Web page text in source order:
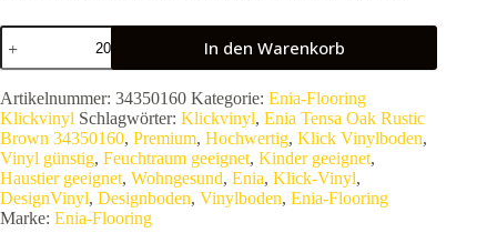
Enia
Tensa
Oak
Rustic
Brown
34350160
Klick-
Vinyl
Designboden
Holzoptik
1522
In den Warenkorb
Artikelnummer: 34350160 Kategorie: Enia-Flooring
Klickvinyl Schlagwörter: Klickvinyl, Enia Tensa Oak Rustic
Brown 34350160, Premium, Hochwertig, Klick Vinylboden,
Vinyl günstig, Feuchtraum geeignet, Kinder geeignet,
Haustier geeignet, Wohngesund, Enia, Klick-Vinyl,
DesignVinyl, Designboden, Vinylboden, Enia-Flooring
Marke: Enia-Flooring